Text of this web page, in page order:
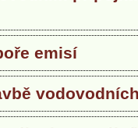
emisí